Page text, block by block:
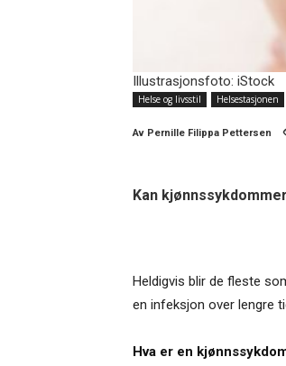
Illustrasjonsfoto: iStock
Helse og livsstil Helsestasjonen
Av Pernille Filippa Pettersen
Kan
Heldigvis blir de fleste
en infeksjon over lengre
Hva er en